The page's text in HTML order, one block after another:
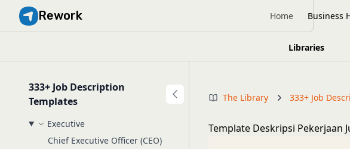
Rework Home Business
Libraries
333+ Job Description
Templates
Executive
Chief Executive Officer (CEO)
The Library 333+ Job
Template Deskripsi Pekerjaan